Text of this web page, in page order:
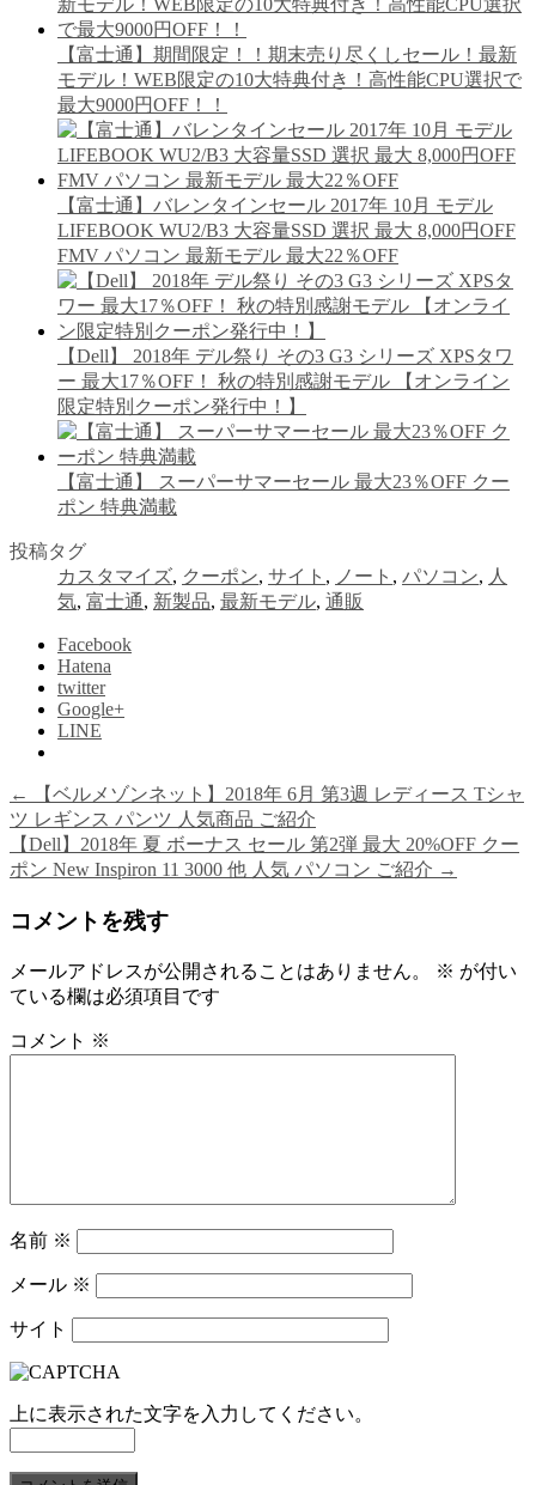
【富士通】期間限定！！期末売り尽くしセール！最新
モデル！WEB限定の10大特典付き！高性能CPU選択で
最大9000円OFF！！
【富士通】バレンタインセール 2017年 10月 モデル
LIFEBOOK WU2/B3 大容量SSD 選択 最大 8,000円OFF
FMV パソコン 最新モデル 最大22％OFF
【Dell】 2018年 デル祭り その3 G3 シリーズ XPSタワ
ー 最大17％OFF！ 秋の特別感謝モデル 【オンライン
限定特別クーポン発行中！】
【富士通】 スーパーサマーセール 最大23％OFF クー
ポン 特典満載
投稿タグ
カスタマイズ, クーポン, サイト , ノート , パソコン, 人
気, 富士通, 新製品, 最新モデル, 通販
Facebook
Hatena
twitter
Google+
LINE
←
【ベルメゾンネット】2018年 6月 第3週 レディース Tシャ
ツ レギンス パンツ 人気商品 ご紹介
【Dell】2018年 夏 ボーナス セール 第2弾 最大 20%OFF クー
ポン New Inspiron 11 3000 他 人気 パソコン ご紹介 →
コメントを残す
メールアドレスが公開されることはありません。 ※ が付い
ている欄は必須項目です
コメント ※
名前 ※
メール ※
サイト
上に表示された文字を入力してください。